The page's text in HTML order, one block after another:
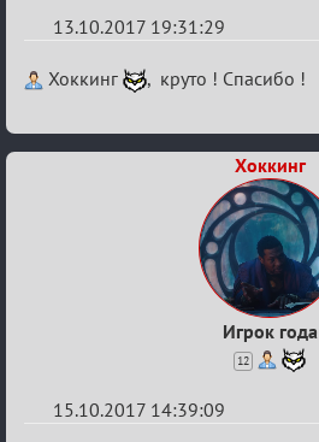
13.10.2017 19:31:29
Re:
Лиги
Хоккинг , круто ! Спасибо !
Хоккинг
Игрок года
12
15.10.2017 14:39:09